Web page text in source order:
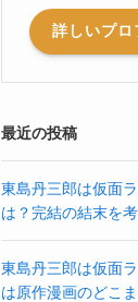
詳しいプロ
最近の投稿
東島丹三郎は仮面
は？完結の結末を
東島丹三郎は仮面
は原作漫画のどこ